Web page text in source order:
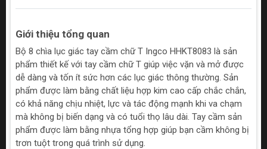
Giới thiệu tổng quan
Bộ 8 chìa lục giác tay cầm chữ T Ingco HHKT8083 là sản
phẩm thiết kế với tay cầm chữ T giúp việc vặn và mở được
dễ dàng và tốn ít sức hơn các lục giác thông thường. Sản
phẩm được làm bằng chất liệu hợp kim cao cấp chắc chắn,
có khả năng chịu nhiệt, lực và tác động mạnh khi va chạm
mà không bị biến dạng và có tuổi thọ lâu dài. Tay cầm sản
phẩm được làm bằng nhựa tổng hợp giúp bạn cầm không bị
trơn tuột trong quá trình sử dụng.